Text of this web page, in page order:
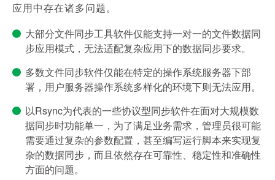
应用中存在诸多问题。
大部分文件同步工具软件仅能支持一对一的文件数据同
步应用模式，无法适配复杂应用下的数据同步要求。
多数文件同步软件仅能在特定的操作系统服务器下部
署，用户服务器操作系统多样化的环境下则无法应用。
以Rsync为代表的一些协议型同步软件在面对大规模数
据同步时功能单一，为了满足业务需求，管理员很可能
需要通过复杂的参数配置，甚至编写运行脚本来实现复
杂的数据同步，而且依然存在可靠性、稳定性和准确性
方面的问题。